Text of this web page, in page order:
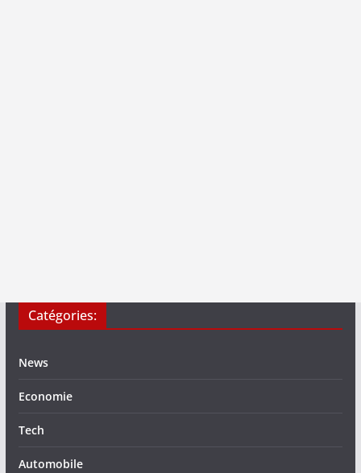
Catégories:
News
Economie
Tech
Automobile